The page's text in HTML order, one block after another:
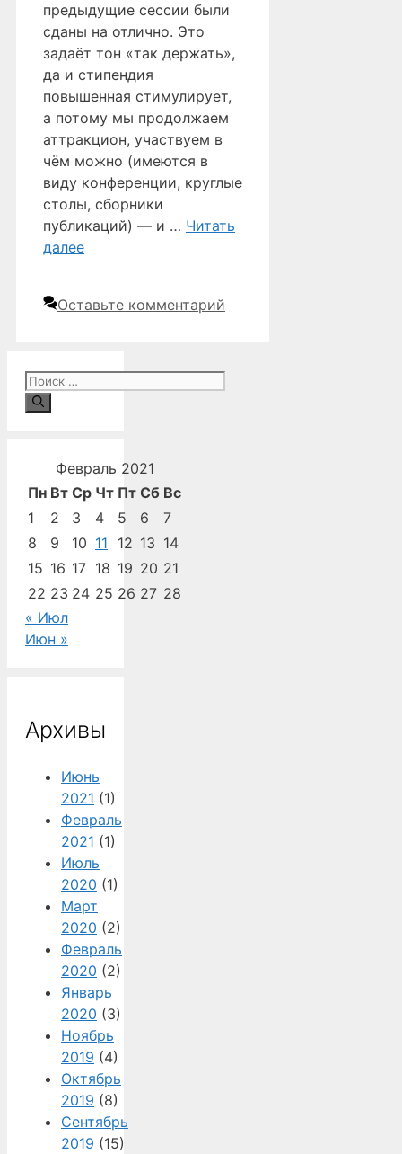
предыдущие сессии были
сданы на отлично. Это
задаёт тон «так держать»,
да и стипендия
повышенная стимулирует,
а потому мы продолжаем
аттракцион, участвуем в
чём можно (имеются в
виду конференции, круглые
столы, сборники
публикаций) — и … Читать
далее
Оставьте комментарий
Поиск:
Февраль 2021
Пн Вт Ср Чт Пт Сб Вс
1
2 3 4 5 6
7
8
9 10 11 12 13 14
15 16 17 18 19 20 21
22 23 24 25 26 27 28
« Июл
Июн »
Архивы
Июнь
2021 (1)
Февраль
2021 (1)
Июль
2020 (1)
Март
2020 (2)
Февраль
2020 (2)
Январь
2020 (3)
Ноябрь
2019 (4)
Октябрь
2019 (8)
Сентябрь
2019 (15)